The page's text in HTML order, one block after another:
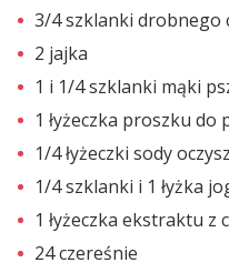
3/4 szklanki drobnego
2 jajka
1 i 1/4 szklanki mąki
1 łyżeczka proszku do
1/4 łyżeczki sody
1/4 szklanki i 1 łyżka
1 łyżeczka ekstraktu z
24 czereśnie